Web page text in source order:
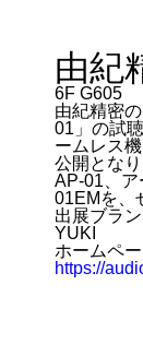
由紀
6F G605
由紀精密
01」の試
ームレス
公開とな
AP-01、ア
01EMを、
出展ブラ
YUKI
ホームペ
https://